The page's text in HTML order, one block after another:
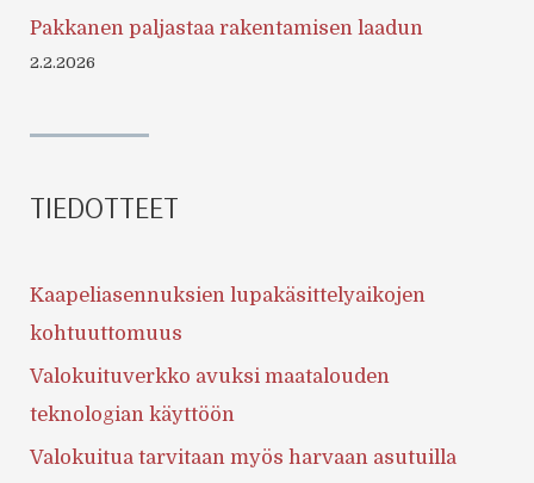
Pakkanen paljastaa rakentamisen laadun
2.2.2026
TIEDOTTEET
Kaapeliasennuksien lupakäsittelyaikojen
kohtuuttomuus
Valokuituverkko avuksi maatalouden
teknologian käyttöön
Valokuitua tarvitaan myös harvaan asutuilla